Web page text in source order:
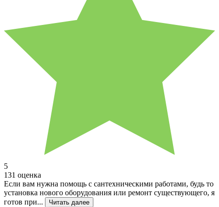
5
131 оценка
Если вам нужна помощь с сантехническими работами, будь то
установка нового оборудования или ремонт существующего, я
готов при...
Читать далее